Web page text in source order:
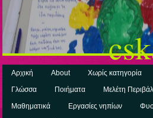
Αρχική About Χωρίς κατηγορία
Γλώσσα
Ποιήματα Μελέτη
Μαθηματικά
Εργασίες νηπίων